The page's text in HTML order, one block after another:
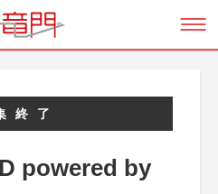
終了
powered by